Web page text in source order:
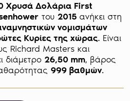
Χρυσά Δολάρια First
του 2015
νομισμάτων
Κυρίες της χώρας. Είναι
Richard Masters και
διάμετρο 26,50 mm
999 βαθμών.